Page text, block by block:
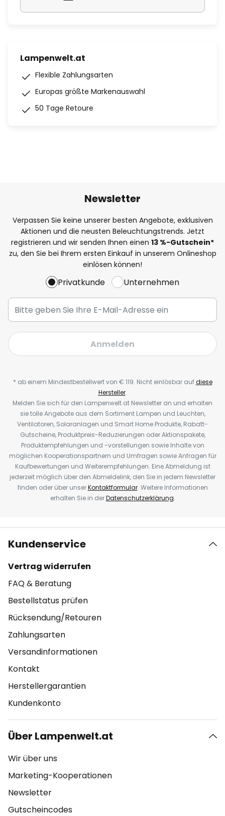
Lampenwelt.at
Flexible Zahlungsarten
Europas größte Markenauswahl
50 Tage Retoure
Newsletter
Verpassen Sie keine unserer besten Angebote, exklusiven
Aktionen und die neusten Beleuchtungstrends. Jetzt
registrieren und wir senden Ihnen einen 13 %-Gutschein*
zu, den Sie bei Ihrem ersten Einkauf in unserem Onlineshop
einlösen können!
Privatkunde Unternehmen
Anmelden
* ab einem Mindestbestellwert von € 119. Nicht einlösbar aufdiese
Hersteller.
Melden Sie sich für den Lampenwelt.at Newsletter an und erhalten
sie tolle Angebote aus dem Sortiment Lampen und Leuchten,
Ventilatoren, Solaranlagen und Smart Home Produkte, Rabatt-
Gutscheine, Produktpreis-Reduzierungen oder Aktionspakete,
Produktempfehlungen und -vorstellungen sowie Inhalte von
möglichen Kooperationspartnern und Umfragen sowie Anfragen für
Kaufbewertungen und Weiterempfehlungen. Eine Abmeldung ist
jederzeit möglich über den Abmeldelink, den Sie in jedem Newsletter
finden oder über unserKontaktformular. Weitere Informationen
erhalten Sie in derDatenschutzerklärung.
Kundenservice
Vertrag widerrufen
FAQ & Beratung
Bestellstatus prüfen
Rücksendung/Retouren
Zahlungsarten
Versandinformationen
Kontakt
Herstellergarantien
Kundenkonto
Über Lampenwelt.at
Wir über uns
Marketing-Kooperationen
Newsletter
Gutscheincodes